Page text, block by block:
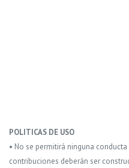
POLITICAS DE USO
• No se permitirá ninguna
contribuciones deberán ser